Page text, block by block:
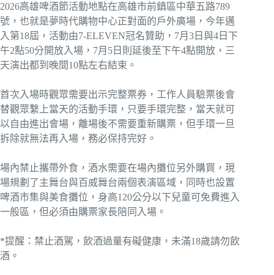
2026高雄啤酒節活動地點在高雄市前鎮區中華五路789
號，也就是夢時代購物中心正對面的戶外廣場，今年邁
入第18屆，活動由7-ELEVEN冠名贊助，7月3日與4日下
午2點50分開放入場，7月5日則延後至下午4點開放，三
天演出都到晚間10點左右結束。
首次入場時觀眾需要出示完整票券，工作人員驗票後會
替觀眾繫上當天的活動手環，只要手環完整，當天就可
以自由進出會場，離場後不需要重新購票，但手環一旦
拆除就無法再入場，務必保持完好。
場內禁止攜帶外食，酒水需要在場內攤位另外購買，現
場規劃了主舞台與百威舞台兩個表演區域，同時也設置
啤酒市集與美食攤位，身高120公分以下兒童可免費進入
一般區，但必須由購票家長陪同入場。
*提醒：禁止酒駕，飲酒過量有礙健康，未滿18歲請勿飲
酒。